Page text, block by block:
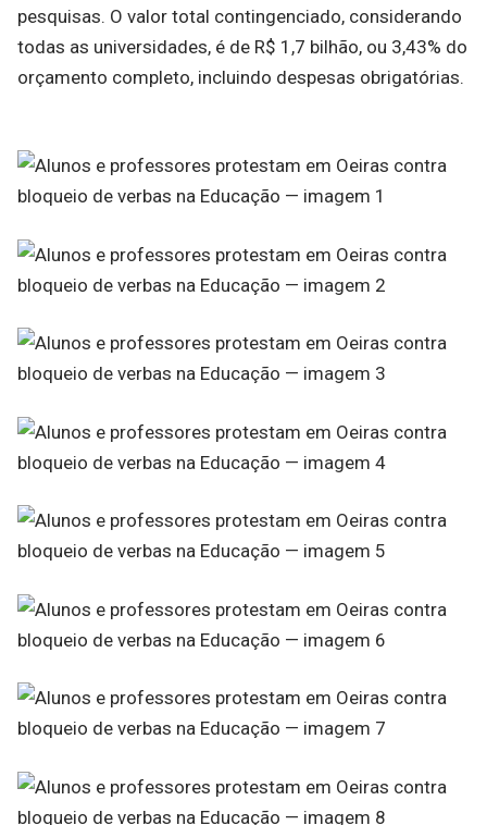
pesquisas. O valor total contingenciado, considerando
todas as universidades, é de R$ 1,7 bilhão, ou 3,43% do
orçamento completo, incluindo despesas obrigatórias.